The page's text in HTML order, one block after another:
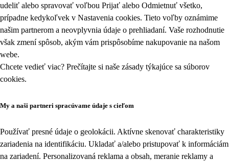
udeliť alebo spravovať voľbou Prijať alebo Odmietnuť všetko,
prípadne kedykoľvek v Nastavenia cookies. Tieto voľby oznámime
našim partnerom a neovplyvnia údaje o prehliadaní. Vaše rozhodnutie
však zmení spôsob, akým vám prispôsobíme nakupovanie na našom
webe.
Chcete vedieť viac? Prečítajte si naše zásady týkajúce sa súborov
cookies.
My a naši partneri spracúvame údaje s cieľom
Používať presné údaje o geolokácii. Aktívne skenovať charakteristiky
zariadenia na identifikáciu. Ukladať a/alebo pristupovať k informáciám
na zariadení. Personalizovaná reklama a obsah, meranie reklamy a